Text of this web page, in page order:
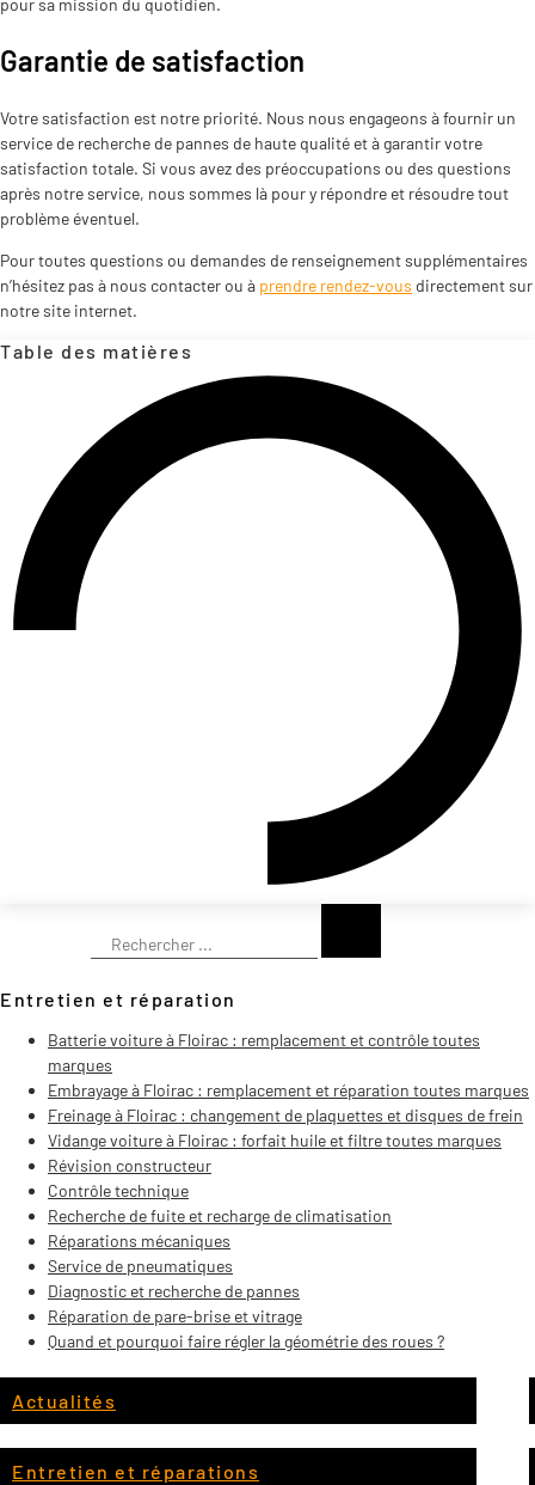
Garantie de satisfaction
Votre satisfaction est notre priorité. Nous nous engageons à fournir un
service de recherche de pannes de haute qualité et à garantir votre
satisfaction totale. Si vous avez des préoccupations ou des questions
après notre service, nous sommes là pour y répondre et résoudre tout
problème éventuel.
Pour toutes questions ou demandes de renseignement supplémentaires
n’hésitez pas à nous contacter ou à prendre rendez-vous directement sur
notre site internet.
Table des matières
Entretien et réparation
Batterie voiture à Floirac : remplacement et contrôle toutes
marques
Embrayage à Floirac : remplacement et réparation toutes marques
Freinage à Floirac : changement de plaquettes et disques de frein
Vidange voiture à Floirac : forfait huile et filtre toutes marques
Révision constructeur
Contrôle technique
Recherche de fuite et recharge de climatisation
Réparations mécaniques
Service de pneumatiques
Diagnostic et recherche de pannes
Réparation de pare-brise et vitrage
Quand et pourquoi faire régler la géométrie des roues ?
Actualités
Entretien et réparations